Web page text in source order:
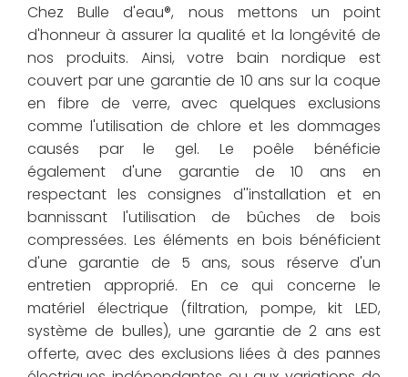
Chez Bulle d'eau®, nous mettons un point
d'honneur à assurer la qualité et la longévité de
nos produits. Ainsi, votre bain nordique est
couvert par une garantie de 10 ans sur la coque
en fibre de verre, avec quelques exclusions
comme l'utilisation de chlore et les dommages
causés par le gel. Le poêle bénéficie
également d'une garantie de 10 ans en
respectant les consignes d''installation et en
bannissant l'utilisation de bûches de bois
compressées. Les éléments en bois bénéficient
d'une garantie de 5 ans, sous réserve d'un
entretien approprié. En ce qui concerne le
matériel électrique (filtration, pompe, kit LED,
système de bulles), une garantie de 2 ans est
offerte, avec des exclusions liées à des pannes